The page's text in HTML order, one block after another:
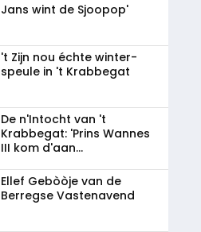
Jans wint de Sjoopop'
't Zijn nou échte winter-
speule in 't Krabbegat
De n'Intocht van 't
Krabbegat: 'Prins Wannes
III kom d'aan...
Ellef Gebòòje van de
Berregse Vastenavend